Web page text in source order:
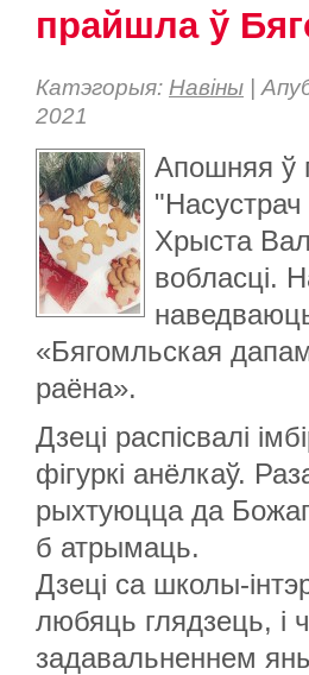
прайшла ў
Катэгорыя: Навіны |
2021
Апошняя ў
Хрыста
вобласці.
«Бягомльская
раёна».
Дзеці распісвалі
фігуркі анёлкаў.
рыхтуюцца да
б атрымаць.
Дзеці са школы-
любяць глядзець, і
задавальненнем яны